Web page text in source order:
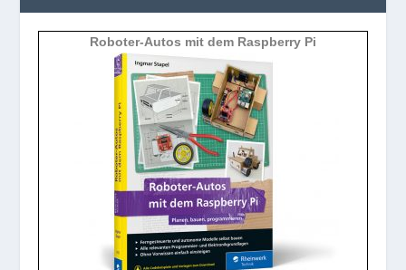
Roboter-Autos mit dem Raspberry Pi